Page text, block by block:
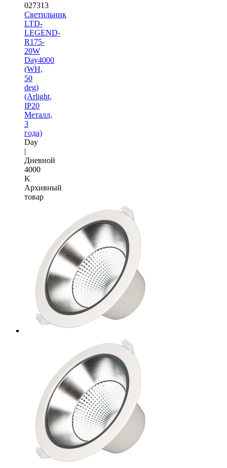
027313
Светильник
LTD-
LEGEND-
R175-
20W
Day4000
(WH,
50
deg)
(Arlight,
IP20
Металл,
3
года)
Day
|
Дневной
4000
K
Архивный
товар